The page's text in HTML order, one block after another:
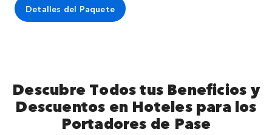
Detalles del Paquete
Descubre Todos tus Beneficios y
Descuentos en Hoteles para los
Portadores de Pase